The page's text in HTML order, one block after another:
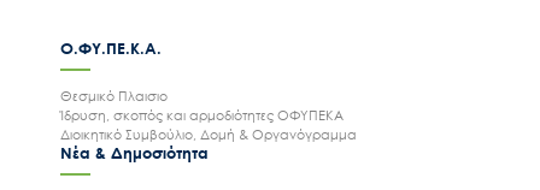
Ο.ΦΥ.ΠΕ.Κ.Α.
Θεσμικό Πλαισιο
Ίδρυση, σκοπός και αρμοδιότητες ΟΦΥΠΕΚΑ
Διοικητικό Συμβούλιο, Δομή & Οργανόγραμμα
Νέα & Δημοσιότητα